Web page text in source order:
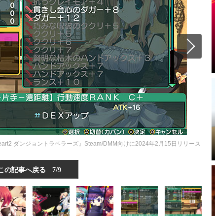
ダンジョントラベラーズ』Steam/DMM向けに2024年2月15日リリース
の記事へ戻る 7/9